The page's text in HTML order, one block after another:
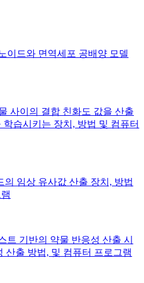
이드와 면역세포 공배양 모델
사이의 결합 친화도 값을 산출
습시키는 장치, 방법 및 컴퓨터
의 임상 유사값 산출 장치, 방법
트 기반의 약물 반응성 산출 시
산출 방법, 및 컴퓨터 프로그램